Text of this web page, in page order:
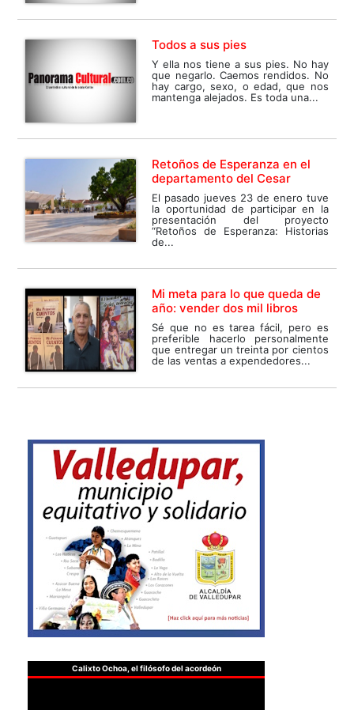
Todos a sus pies
Y ella nos tiene a sus pies. No hay
que negarlo. Caemos rendidos. No
hay cargo, sexo, o edad, que nos
mantenga alejados. Es toda una...
Retoños de Esperanza en el
departamento del Cesar
El pasado jueves 23 de enero tuve
la oportunidad de participar en la
presentación del proyecto
“Retoños de Esperanza: Historias
de...
Mi meta para lo que queda de
año: vender dos mil libros
Sé que no es tarea fácil, pero es
preferible hacerlo personalmente
que entregar un treinta por cientos
de las ventas a expendedores...
Calixto Ochoa, el filósofo del acordeón